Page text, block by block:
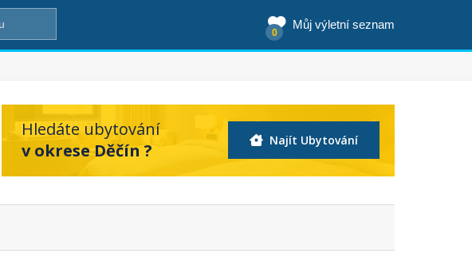
Můj výletní seznam
0
Hledáte ubytování
v okrese Děčín ?
Najít Ubytování